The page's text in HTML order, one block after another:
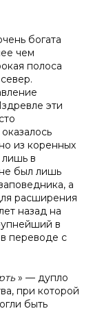
богата
чем
полоса
эти
из коренных
в
был лишь
а
расширения
назад на
в
переводе с
» — дупло
при которой
быть